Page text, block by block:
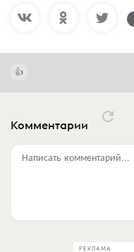
Комментарии
Написать комментарий...
РЕКЛАМА